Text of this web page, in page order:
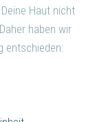
Haut nicht
haben wir
entschieden: